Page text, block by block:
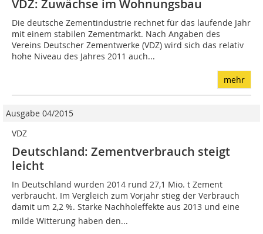
VDZ: Zuwächse im Wohnungsbau
Die deutsche Zementindustrie rechnet für das laufende Jahr
mit einem stabilen Zementmarkt. Nach Angaben des
Vereins Deutscher Zementwerke (VDZ) wird sich das relativ
hohe Niveau des Jahres 2011 auch...
mehr
Ausgabe 04/2015
VDZ
Deutschland: Zementverbrauch steigt
leicht
In Deutschland wurden 2014 rund 27,1 Mio. t Zement
verbraucht. Im Vergleich zum Vorjahr stieg der Verbrauch
damit um 2,2 %. Starke Nachholeffekte aus 2013 und eine
milde Witterung haben den...